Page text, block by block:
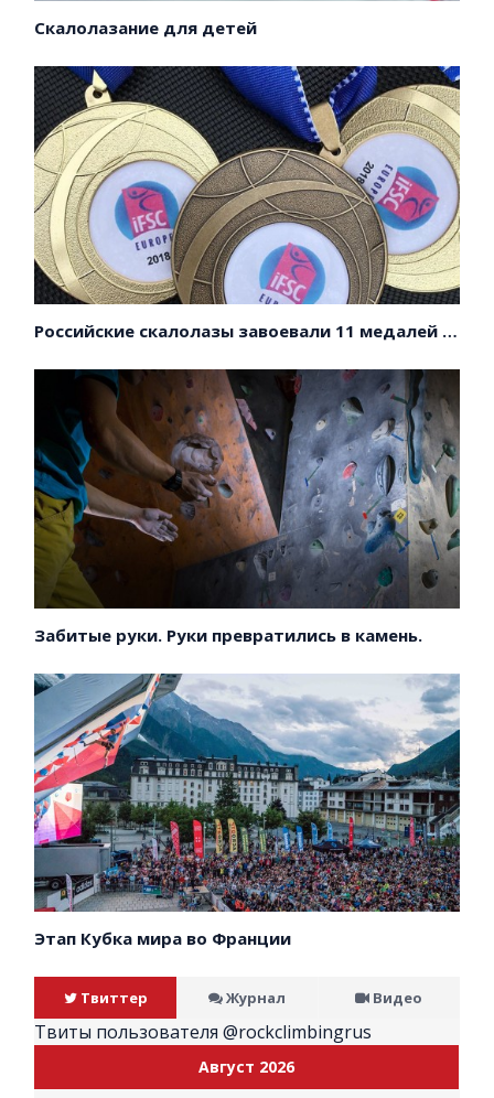
Скалолазание для детей
Российские скалолазы завоевали 11 медалей на первенстве Европы!
Забитые руки. Руки превратились в камень.
Этап Кубка мира во Франции
Твиттер Журнал Видео
Твиты пользователя @rockclimbingrus
Август 2026